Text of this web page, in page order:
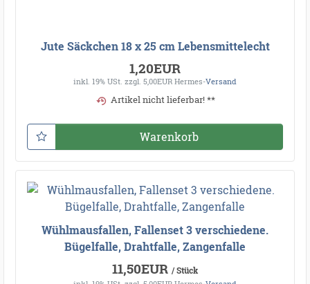
Jute Säckchen 18 x 25 cm Lebensmittelecht
1,20EUR
inkl. 19% USt. zzgl. 5,00EUR Hermes-Versand
Artikel nicht lieferbar! **
Warenkorb
Wühlmausfallen, Fallenset 3 verschiedene.
Bügelfalle, Drahtfalle, Zangenfalle
11,50EUR / Stück